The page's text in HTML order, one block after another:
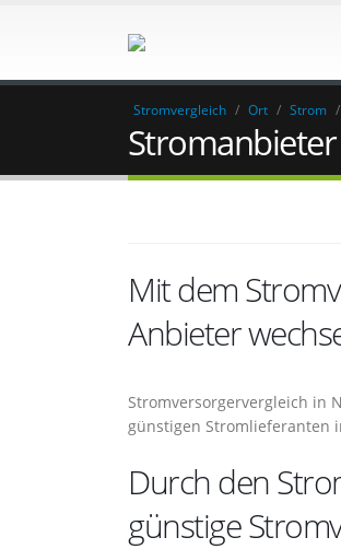
Stromvergleich / Ort / Strom /
Mit dem
Anbieter
Stromversorgervergleich in
günstigen Stromlieferanten
Durch den
günstige